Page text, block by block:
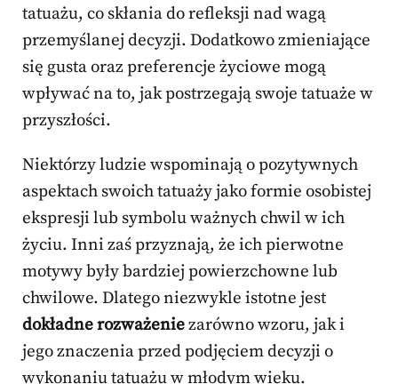
tatuażu, co skłania do refleksji nad wagą
przemyślanej decyzji. Dodatkowo zmieniające
się gusta oraz preferencje życiowe mogą
wpływać na to, jak postrzegają swoje tatuaże w
przyszłości.
Niektórzy ludzie wspominają o pozytywnych
aspektach swoich tatuaży jako formie osobistej
ekspresji lub symbolu ważnych chwil w ich
życiu. Inni zaś przyznają, że ich pierwotne
motywy były bardziej powierzchowne lub
chwilowe. Dlatego niezwykle istotne jest
dokładne rozważeniezarówno wzoru, jak i
jego znaczenia przed podjęciem decyzji o
wykonaniu tatuażu w młodym wieku.